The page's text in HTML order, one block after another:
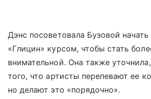
Дэнс посоветовала Бузовой начать
«Глицин» курсом, чтобы стать
внимательной. Она также
того, что артисты перепевают ее
но делают это «порядочно».